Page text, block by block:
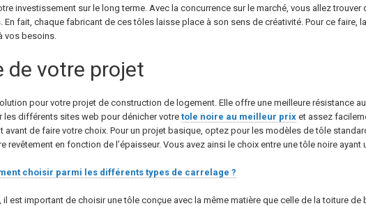
investissement sur le long terme. Avec la concurrence sur le marché, vous allez trouver
. En fait, chaque fabricant de ces tôles laisse place à son sens de créativité. Pour ce faire,
vos besoins.
de votre projet
pour votre projet de construction de logement. Elle offre une meilleure résistance
les différents sites web pour dénicher votre tole noire au meilleur prix et assez
de faire votre choix. Pour un projet basique, optez pour les modèles de tôle
revêtement en fonction de l’épaisseur. Vous avez ainsi le choix entre une tôle noire ayant
choisir parmi les différents types de carrelage ?
, il est important de choisir une tôle conçue avec la même matière que celle de la toiture de